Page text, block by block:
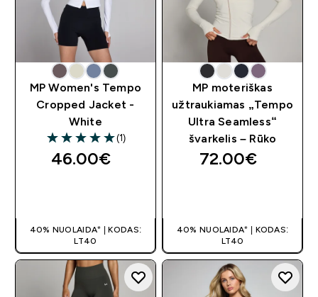
MP Women's Tempo
Cropped Jacket -
White
5 out of 5 stars
(1)
46.00€‎
40% NUOLAIDA* | KODAS:
LT40
MP moteriškas
užtraukiamas „Tempo
Ultra Seamless“
švarkelis – Rūko
72.00€‎
40% NUOLAIDA* | KODAS:
LT40